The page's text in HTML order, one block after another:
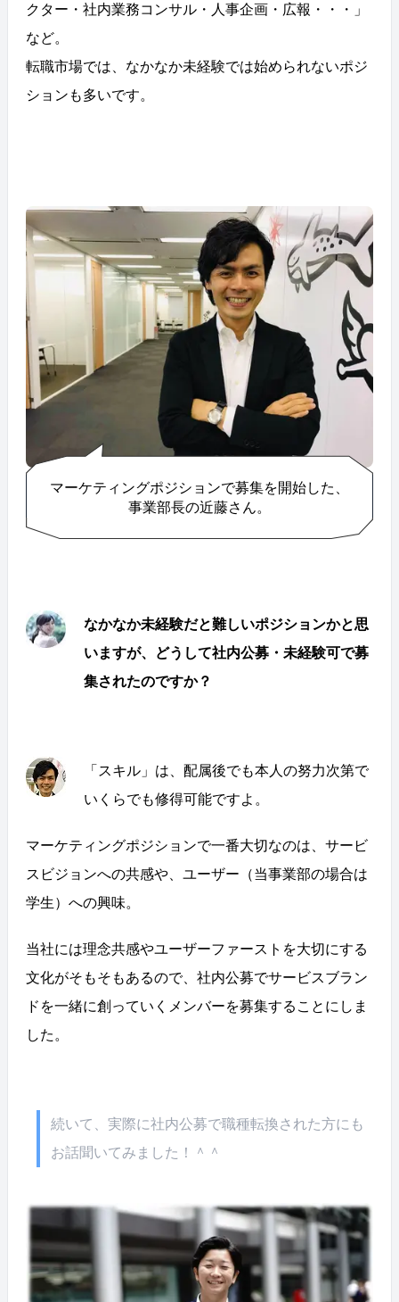
クター・社内業務コンサル・人事企画・広報・・・」
など。
転職市場では、なかなか未経験では始められないポジ
ションも多いです。
マーケティングポジションで募集を開始した、
事業部長の近藤さん。
なかなか未経験だと難しいポジションかと思
いますが、どうして社内公募・未経験可で募
集されたのですか？
「スキル」は、配属後でも本人の努力次第で
いくらでも修得可能ですよ。
マーケティングポジションで一番大切なのは、サービ
スビジョンへの共感や、ユーザー（当事業部の場合は
学生）への興味。
当社には理念共感やユーザーファーストを大切にする
文化がそもそもあるので、社内公募でサービスブラン
ドを一緒に創っていくメンバーを募集することにしま
した。
続いて、実際に社内公募で職種転換された方にも
お話聞いてみました！＾＾